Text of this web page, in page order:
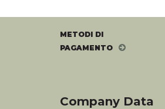
METODI DI
PAGAMENTO
Company Data